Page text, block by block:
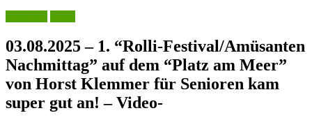
03.08.2025 – 1. “Rolli-Festival/Amüsanten
Nachmittag” auf dem “Platz am Meer”
von Horst Klemmer für Senioren kam
super gut an! – Video-